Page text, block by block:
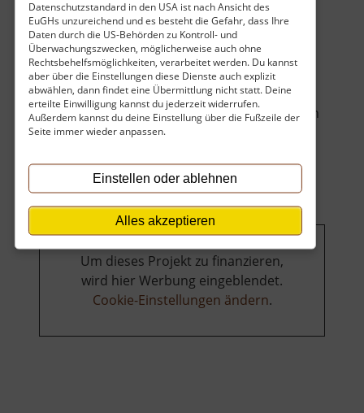
Datenschutzstandard in den USA ist nach Ansicht des
EuGHs unzureichend und es besteht die Gefahr, dass Ihre
Daten durch die US-Behörden zu Kontroll- und
Überwachungszwecken, möglicherweise auch ohne
Rechtsbehelfsmöglichkeiten, verarbeitet werden. Du kannst
aber über die Einstellungen diese Dienste auch explizit
abwählen, dann findet eine Übermittlung nicht statt. Deine
erteilte Einwilligung kannst du jederzeit widerrufen.
Außerdem kannst du deine Einstellung über die Fußzeile der
Seite immer wieder anpassen.
Einstellen oder ablehnen
Alles akzeptieren
Hier findet der Wanderer neben sonnigen
Bergwiesen einen Grillplatz mit
Wassertretbecken. Bänke laden zum Verweilen
ein... »weiterlesenüber
Waldbad
Um dieses Projekt zu finanzieren,
wird hier Werbung eingeblendet.
Cookie-Einstellungen ändern.